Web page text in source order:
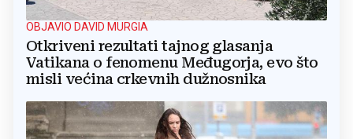
OBJAVIO DAVID MURGIA
Otkriveni rezultati tajnog glasanja
Vatikana o fenomenu Međugorja, evo što
misli većina crkevnih dužnosnika